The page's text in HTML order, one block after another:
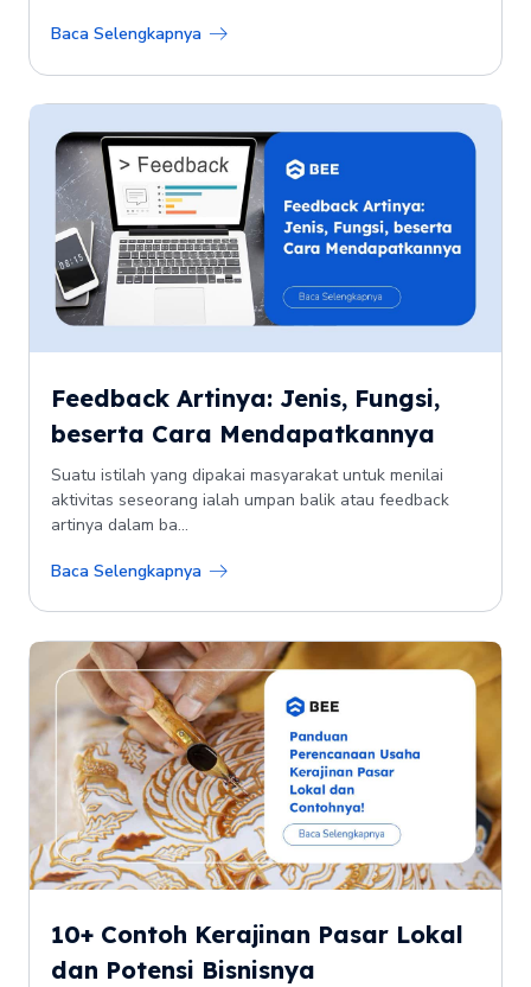
Baca Selengkapnya
Feedback Artinya: Jenis, Fungsi,
beserta Cara Mendapatkannya
Suatu istilah yang dipakai masyarakat untuk menilai
aktivitas seseorang ialah umpan balik atau feedback
artinya dalam ba...
Baca Selengkapnya
10+ Contoh Kerajinan Pasar Lokal
dan Potensi Bisnisnya